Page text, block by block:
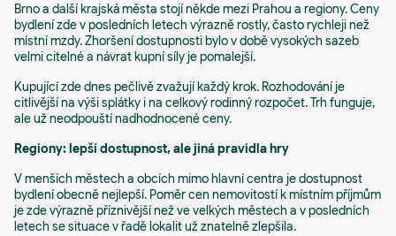
Brno a další krajská města stojí někde mezi Prahou a regiony. Ceny
bydlení zde v posledních letech výrazně rostly, často rychleji než
místní mzdy. Zhoršení dostupnosti bylo v době vysokých sazeb
velmi citelné a návrat kupní síly je pomalejší.
Kupující zde dnes pečlivě zvažují každý krok. Rozhodování je
citlivější na výši splátky i na celkový rodinný rozpočet. Trh funguje,
ale už neodpouští nadhodnocené ceny.
Regiony: lepší dostupnost, ale jiná pravidla hry
V menších městech a obcích mimo hlavní centra je dostupnost
bydlení obecně nejlepší. Poměr cen nemovitostí k místním příjmům
je zde výrazně příznivější než ve velkých městech a v posledních
letech se situace v řadě lokalit už znatelně zlepšila.